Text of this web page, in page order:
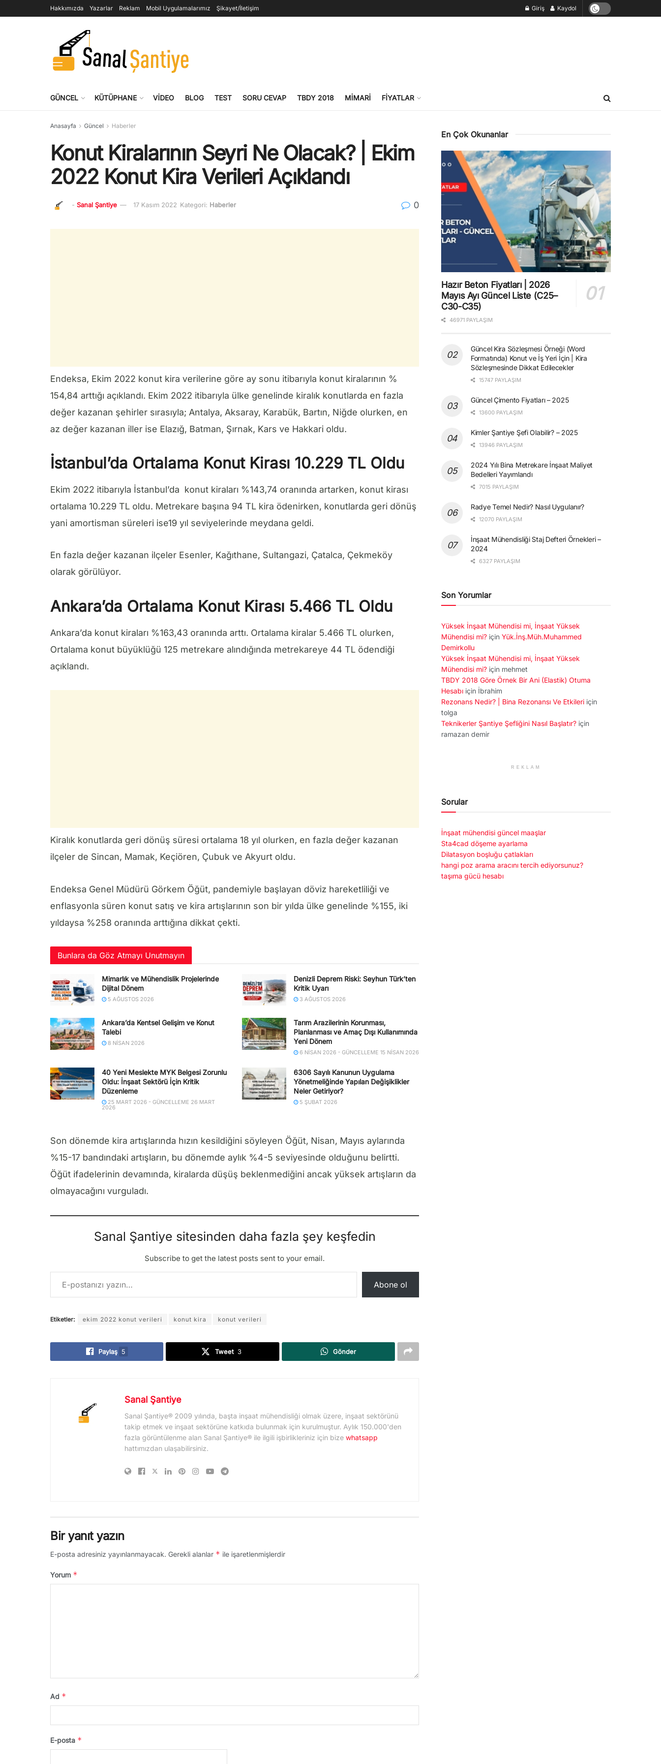
Hakkımızda Yazarlar Reklam Mobil Uygulamalarımız Şikayet/İletişim Giriş Kaydol
GÜNCEL KÜTÜPHANE VIDEO BLOG TEST SORU CEVAP TBDY 2018 MIMARI FIYATLAR
Anasayfa Güncel Haberler
Konut Kiralarının Seyri Ne Olacak? | Ekim
2022 Konut Kira Verileri Açıklandı
- Sanal Şantiye 17 Kasım 2022 Kategori: Haberler 0
Endeksa, Ekim 2022 konut kira verilerine göre ay sonu itibarıyla konut kiralarının %
154,84 arttığı açıklandı. Ekim 2022 itibarıyla ülke genelinde kiralık konutlarda en fazla
değer kazanan şehirler sırasıyla; Antalya, Aksaray, Karabük, Bartın, Niğde olurken, en
az değer kazanan iller ise Elazığ, Batman, Şırnak, Kars ve Hakkari oldu.
İstanbul’da Ortalama Konut Kirası 10.229 TL Oldu
Ekim 2022 itibarıyla İstanbul’da konut kiraları %143,74 oranında artarken, konut kirası
ortalama 10.229 TL oldu. Metrekare başına 94 TL kira ödenirken, konutlarda geri dönüş
yani amortisman süreleri ise19 yıl seviyelerinde meydana geldi.
En fazla değer kazanan ilçeler Esenler, Kağıthane, Sultangazi, Çatalca, Çekmeköy
olarak görülüyor.
Ankara’da Ortalama Konut Kirası 5.466 TL Oldu
Ankara’da konut kiraları %163,43 oranında arttı. Ortalama kiralar 5.466 TL olurken,
Ortalama konut büyüklüğü 125 metrekare alındığında metrekareye 44 TL ödendiği
açıklandı.
Kiralık konutlarda geri dönüş süresi ortalama 18 yıl olurken, en fazla değer kazanan
ilçeler de Sincan, Mamak, Keçiören, Çubuk ve Akyurt oldu.
Endeksa Genel Müdürü Görkem Öğüt, pandemiyle başlayan döviz hareketliliği ve
enflasyonla süren konut satış ve kira artışlarının son bir yılda ülke genelinde %155, iki
yıldaysa %258 oranında arttığına dikkat çekti.
Bunlara da Göz Atmayı Unutmayın
Mimarlık ve Mühendislik Projelerinde
Dijital Dönem
5 AĞUSTOS 2026
Denizli Deprem Riski: Seyhun Türk’ten
Kritik Uyarı
3 AĞUSTOS 2026
Ankara’da Kentsel Gelişim ve Konut
Talebi
8 NISAN 2026
Tarım Arazilerinin Korunması,
Planlanması ve Amaç Dışı Kullanımında
Yeni Dönem
6 NISAN 2026 - GÜNCELLEME 15 NISAN 2026
40 Yeni Meslekte MYK Belgesi Zorunlu
Oldu: İnşaat Sektörü İçin Kritik
Düzenleme
25 MART 2026 - GÜNCELLEME 26 MART
2026
6306 Sayılı Kanunun Uygulama
Yönetmeliğinde Yapılan Değişiklikler
Neler Getiriyor?
5 ŞUBAT 2026
Son dönemde kira artışlarında hızın kesildiğini söyleyen Öğüt, Nisan, Mayıs aylarında
%15-17 bandındaki artışların, bu dönemde aylık %4-5 seviyesinde olduğunu belirtti.
Öğüt ifadelerinin devamında, kiralarda düşüş beklenmediğini ancak yüksek artışların da
olmayacağını vurguladı.
Sanal Şantiye sitesinden daha fazla şey keşfedin
Subscribe to get the latest posts sent to your email.
E-postanızı yazın…
Abone ol
Etiketler: ekim 2022 konut verileri konut kira konut verileri
Paylaş 5 Tweet 3 Gönder
Sanal Şantiye
Sanal Şantiye® 2009 yılında, başta inşaat mühendisliği olmak üzere, inşaat sektörünü
takip etmek ve inşaat sektörüne katkıda bulunmak için kurulmuştur. Aylık 150.000'den
fazla görüntülenme alan Sanal Şantiye® ile ilgili işbirlikleriniz için bize whatsapp
hattımızdan ulaşabilirsiniz.
Bir yanıt yazın
E-posta adresiniz yayınlanmayacak. Gerekli alanlar * ile işaretlenmişlerdir
Yorum *
Ad *
E-posta *
En Çok Okunanlar
Hazır Beton Fiyatları | 2026
Mayıs Ayı Güncel Liste (C25–
C30-C35)
46971 PAYLAŞIM
Güncel Kira Sözleşmesi Örneği (Word
Formatında) Konut ve İş Yeri İçin | Kira
Sözleşmesinde Dikkat Edilecekler
15747 PAYLAŞIM
Güncel Çimento Fiyatları – 2025
13600 PAYLAŞIM
Kimler Şantiye Şefi Olabilir? – 2025
13946 PAYLAŞIM
2024 Yılı Bina Metrekare İnşaat Maliyet
Bedelleri Yayımlandı
7015 PAYLAŞIM
Radye Temel Nedir? Nasıl Uygulanır?
12070 PAYLAŞIM
İnşaat Mühendisliği Staj Defteri Örnekleri –
2024
6327 PAYLAŞIM
Son Yorumlar
Yüksek İnşaat Mühendisi mi, İnşaat Yüksek
Mühendisi mi? için Yük.İnş.Müh.Muhammed
Demirkollu
Yüksek İnşaat Mühendisi mi, İnşaat Yüksek
Mühendisi mi? için mehmet
TBDY 2018 Göre Örnek Bir Ani (Elastik) Otuma
Hesabı için İbrahim
Rezonans Nedir? | Bina Rezonansı Ve Etkileri için
tolga
Teknikerler Şantiye Şefliğini Nasıl Başlatır? için
ramazan demir
REKLAM
Sorular
İnşaat mühendisi güncel maaşlar
Sta4cad döşeme ayarlama
Dilatasyon boşluğu çatlakları
hangi poz arama aracını tercih ediyorsunuz?
taşıma gücü hesabı